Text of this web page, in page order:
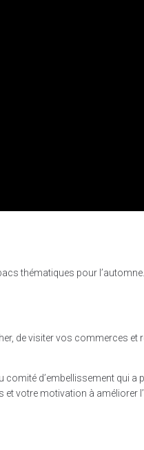
thématiques pour
de visiter vos commerces
d’embellissement qui a
votre motivation à améliorer